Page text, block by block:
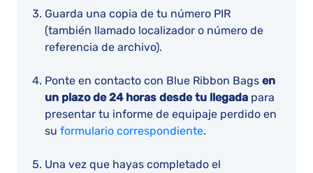
Guarda una copia de tu número PIR
(también llamado localizador o número de
referencia de archivo).
Ponte en contacto con Blue Ribbon Bags en
un plazo de 24 horas desde tu llegada para
presentar tu informe de equipaje perdido en
su formulario correspondiente.
Una vez que hayas completado el